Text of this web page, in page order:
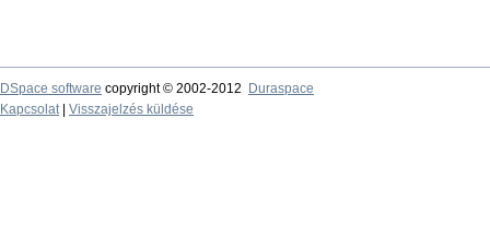
DSpace software copyright © 2002-2012
Duraspace
Kapcsolat| Visszajelzés küldése